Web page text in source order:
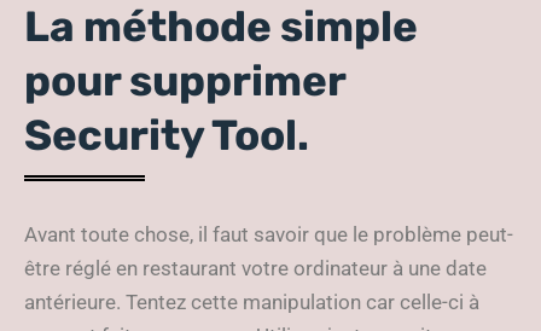
La méthode simple
pour supprimer
Security Tool.
Avant toute chose, il faut savoir que le problème peut-
être réglé en restaurant votre ordinateur à une date
antérieure. Tentez cette manipulation car celle-ci à